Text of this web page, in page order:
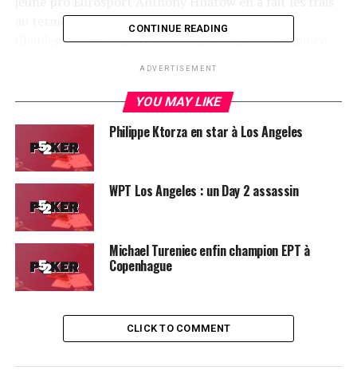
au terme d’un mauvais bluff pré-flop face à
Claudepierre —si Hnatow a eu énormément de chance
Claudepierre.
Alex Wice, le Canadien arrivé en première position à 24
joueurs n’a quant à lui pas démérité puisqu’il a réussi à
ne pas dilapider son avance, ne se faisant dépasser qu’au
terme de la demie finale par Martin Jacobson, un
Suédois impressionnant de maîtrise de jeu (et de
gonflette). Le Letonnien de la finale arrive pour sa part
très short-stack, avec moins de 10 blindes et devra
bouger très vite pour survivre, même si à ce niveau, une
place gagnée implique un joli pactole supplémentaire.
Les chipcounts des finalistes
CONTINUE READING
ADVERTISEMENT
YOU MAY LIKE
Philippe Ktorza en star à Los Angeles
WPT Los Angeles : un Day 2 assassin
Michael Tureniec enfin champion EPT à
Copenhague
CLICK TO COMMENT